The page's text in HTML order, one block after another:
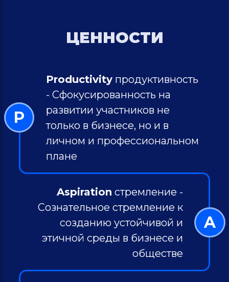
ЦЕННОСТИ
P
Productivityпродуктивность
- Сфокусированность на
развитии участников не
только в бизнесе, но и в
личном и профессиональном
плане
Aspiration стремление -
Сознательное стремление к
созданию устойчивой и
этичной среды в бизнесе и
обществе
A